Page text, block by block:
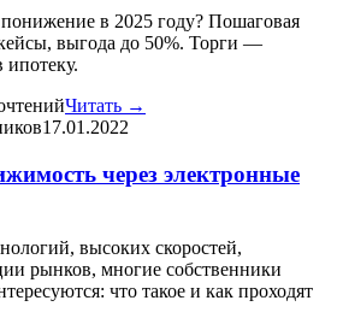
в 2025 году? Пошаговая
выгода до 50%. Торги —
ипотеку.
Читать →
17.01.2022
через электронные
высоких скоростей,
рынков, многие собственники
что такое и как проходят